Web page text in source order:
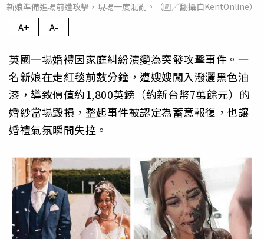
新娘準備進場前遭攻擊，現場一度混亂。（圖／翻攝自KentOnline）
A+ A-
英國一場婚禮因家庭糾紛演變為突發攻擊事件。一
名新娘在走紅毯前數分鐘，遭嫂嫂闖入潑灑黑色油
漆，導致價值約1,800英鎊（約新台幣7萬餘元）的
婚紗當場毀損，整起事件被認定為蓄意報復，也讓
婚禮氣氛瞬間失控。